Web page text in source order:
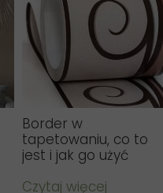
Border w
tapetowaniu, co to
jest i jak go użyć
Czytaj więcej